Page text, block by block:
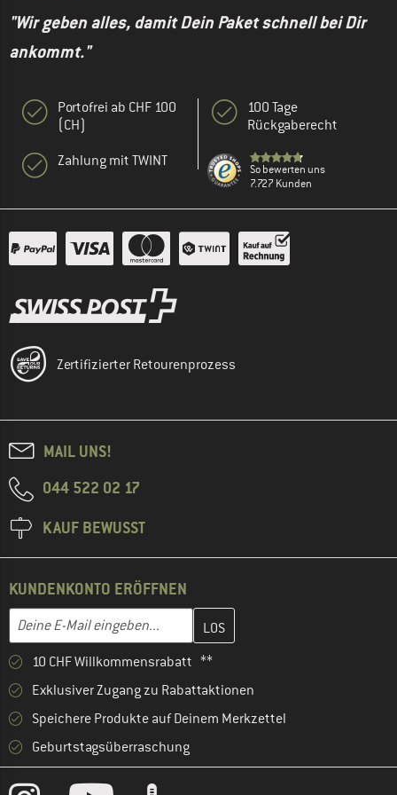
"Wir geben alles, damit Dein Paket schnell bei Dir
ankommt."
Portofrei ab CHF 100
(CH)
Zahlung mit TWINT
100 Tage
Rückgaberecht
So bewerten uns
7.727 Kunden
Zertifizierter Retourenprozess
MAIL UNS!
044 522 02 17
KAUF BEWUSST
KUNDENKONTO ERÖFFNEN
E-Mail-Adresse
Gib hier deine E-Mail-Adresse ein und erstelle im nächsten
10 CHF Willkommensrabatt **
Exklusiver Zugang zu Rabattaktionen
Speichere Produkte auf Deinem Merkzettel
Geburtstagsüberraschung